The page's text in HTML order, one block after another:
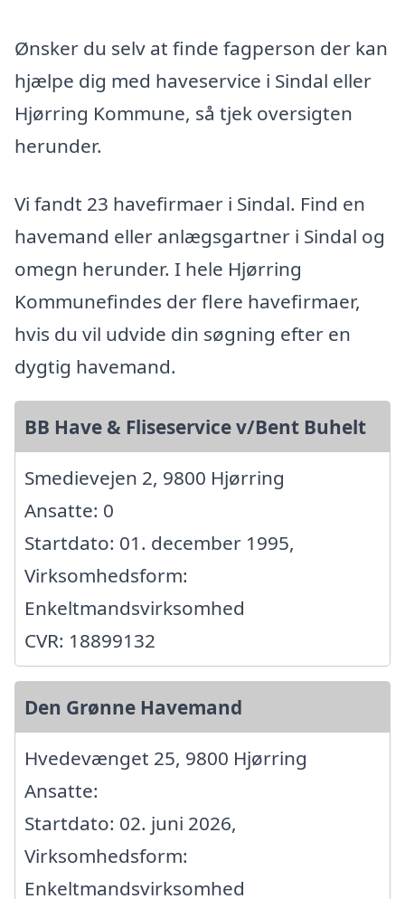
Ønsker du selv at finde fagperson der kan
hjælpe dig med haveservice i Sindal eller
Hjørring Kommune, så tjek oversigten
herunder.
Vi fandt 23 havefirmaer i Sindal. Find en
havemand eller anlægsgartner i Sindal og
omegn herunder. I hele Hjørring
Kommunefindes der flere havefirmaer,
hvis du vil udvide din søgning efter en
dygtig havemand.
BB Have & Fliseservice v/Bent Buhelt
Smedievejen 2, 9800 Hjørring
Ansatte: 0
Startdato: 01. december 1995,
Virksomhedsform:
Enkeltmandsvirksomhed
CVR: 18899132
Den Grønne Havemand
Hvedevænget 25, 9800 Hjørring
Ansatte:
Startdato: 02. juni 2026,
Virksomhedsform:
Enkeltmandsvirksomhed